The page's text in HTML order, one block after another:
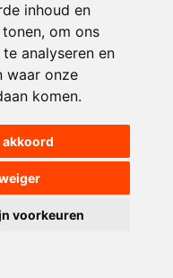
inhoud en
om ons
analyseren en
waar onze
komen.
akkoord
voorkeuren
Dusschoten
2024